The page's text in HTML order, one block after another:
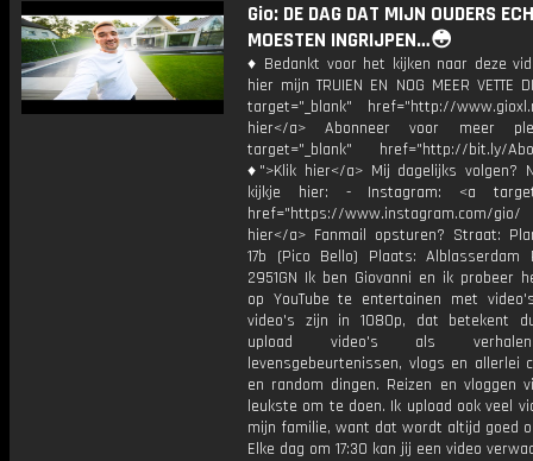
Gio: DE DAG DAT MIJN OUDERS
MOESTEN INGRIJPEN…😳
♦ Bedankt voor het kijken naar deze
hier mijn TRUIEN EN NOG MEER VETTE
target="_blank" href="http://
hier</a> Abonneer voor meer
target="_blank" href="http://bit.ly/
♦">Klik hier</a> Mij dagelijks volgen?
kijkje hier: - Instagram: <a
href="https://www.instagram.com/
hier</a> Fanmail opsturen? Straat:
17b (Pico Bello) Plaats: Alblasserdam
2951GN Ik ben Giovanni en ik probeer
op YouTube te entertainen met
video's zijn in 1080p, dat betekent
upload video's als
levensgebeurtenissen, vlogs en allerlei
en random dingen. Reizen en vloggen
leukste om te doen. Ik upload ook veel
mijn familie, want dat wordt altijd goed
Elke dag om 17:30 kan jij een video